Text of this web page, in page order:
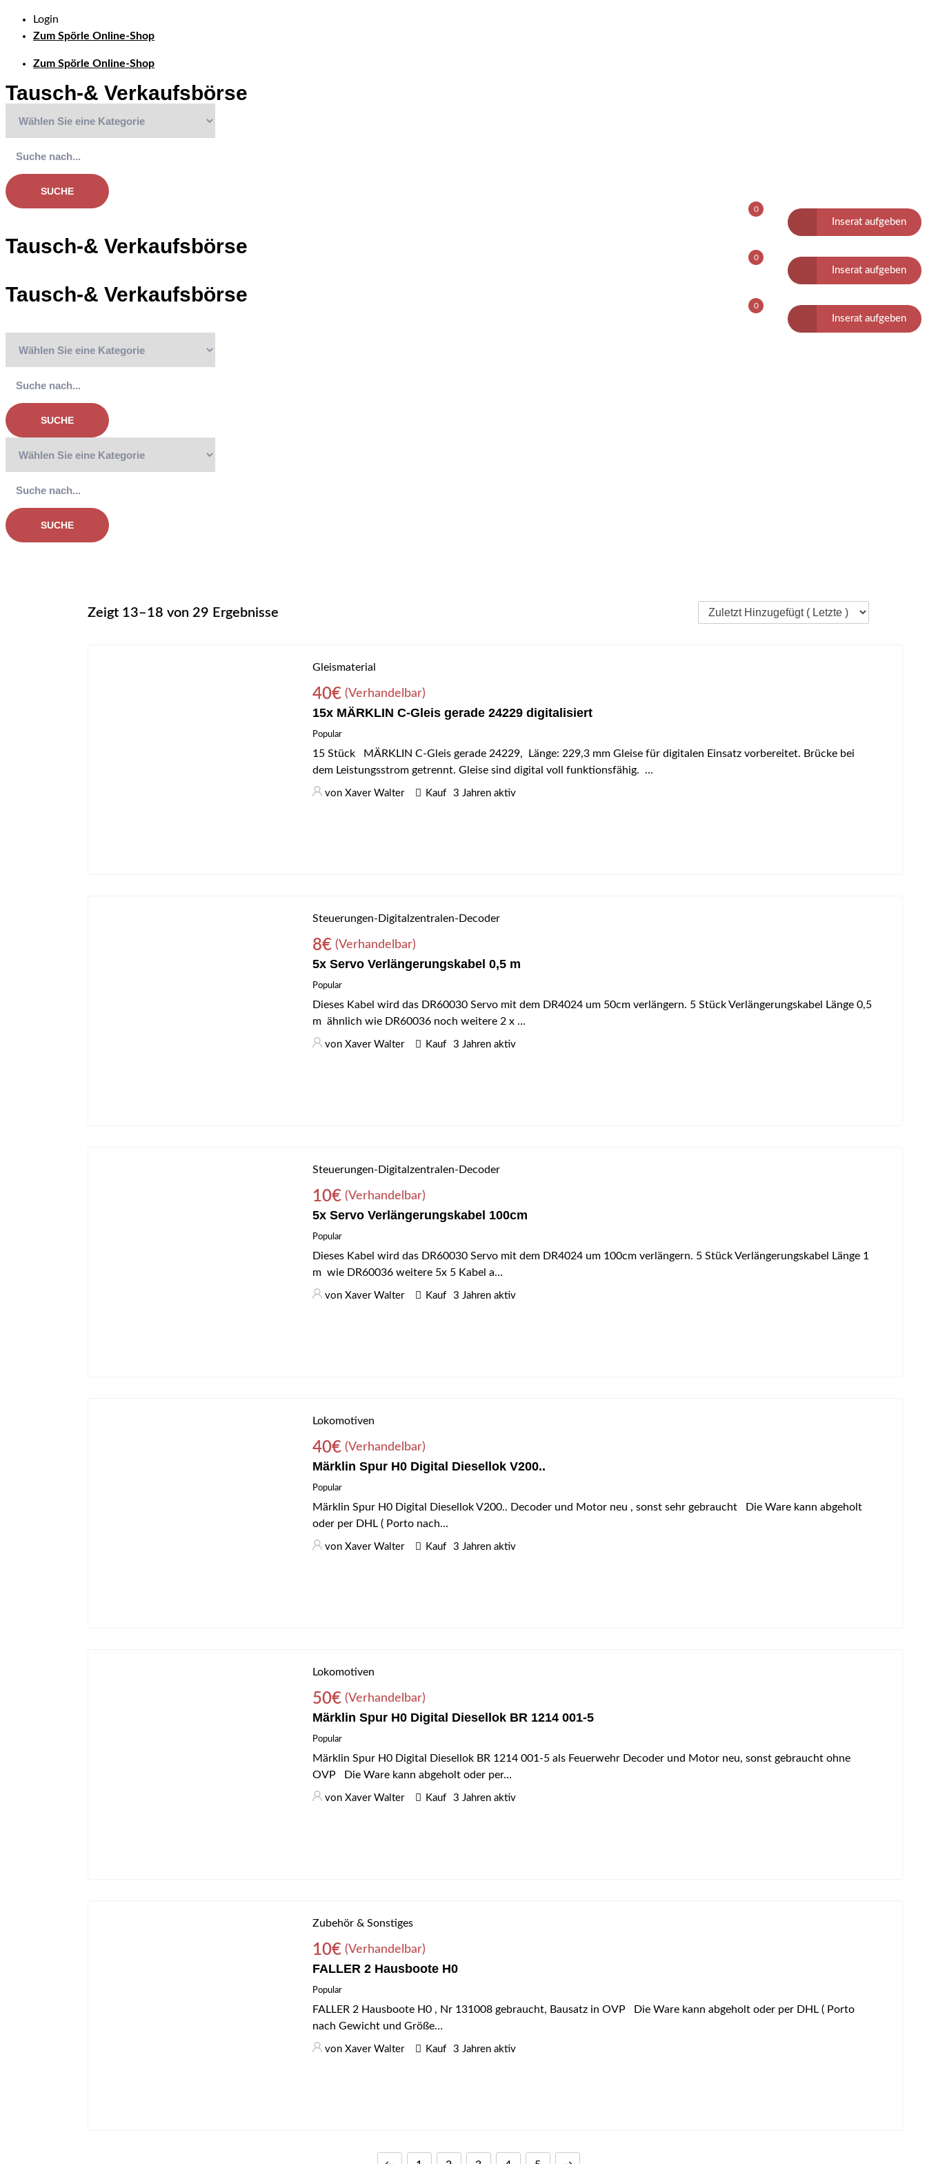
Login
Zum Spörle Online-Shop
Zum Spörle Online-Shop
Tausch-& Verkaufsbörse
SUCHE
0
Inserat aufgeben
Tausch-& Verkaufsbörse 0
Inserat aufgeben
Tausch-& Verkaufsbörse 0
Inserat aufgeben
SUCHE
SUCHE
Zeigt 13–18 von 29 Ergebnisse
Gleismaterial
40€ (Verhandelbar)
15x MÄRKLIN C-Gleis gerade 24229 digitalisiert
Popular
15 Stück MÄRKLIN C-Gleis gerade 24229, Länge: 229,3 mm Gleise für digitalen Einsatz vorbereitet. Brücke bei
dem Leistungsstrom getrennt. Gleise sind digital voll funktionsfähig. …
von Xaver Walter Kauf 3 Jahren aktiv
Steuerungen-Digitalzentralen-Decoder
8€ (Verhandelbar)
5x Servo Verlängerungskabel 0,5 m
Popular
Dieses Kabel wird das DR60030 Servo mit dem DR4024 um 50cm verlängern. 5 Stück Verlängerungskabel Länge 0,5
m ähnlich wie DR60036 noch weitere 2 x …
von Xaver Walter Kauf 3 Jahren aktiv
Steuerungen-Digitalzentralen-Decoder
10€ (Verhandelbar)
5x Servo Verlängerungskabel 100cm
Popular
Dieses Kabel wird das DR60030 Servo mit dem DR4024 um 100cm verlängern. 5 Stück Verlängerungskabel Länge 1
m wie DR60036 weitere 5x 5 Kabel a…
von Xaver Walter Kauf 3 Jahren aktiv
Lokomotiven
40€ (Verhandelbar)
Märklin Spur H0 Digital Diesellok V200..
Popular
Märklin Spur H0 Digital Diesellok V200.. Decoder und Motor neu , sonst sehr gebraucht Die Ware kann abgeholt
oder per DHL ( Porto nach…
von Xaver Walter Kauf 3 Jahren aktiv
Lokomotiven
50€ (Verhandelbar)
Märklin Spur H0 Digital Diesellok BR 1214 001-5
Popular
Märklin Spur H0 Digital Diesellok BR 1214 001-5 als Feuerwehr Decoder und Motor neu, sonst gebraucht ohne
OVP Die Ware kann abgeholt oder per…
von Xaver Walter Kauf 3 Jahren aktiv
Zubehör & Sonstiges
10€ (Verhandelbar)
FALLER 2 Hausboote H0
Popular
FALLER 2 Hausboote H0 , Nr 131008 gebraucht, Bausatz in OVP Die Ware kann abgeholt oder per DHL ( Porto
nach Gewicht und Größe…
von Xaver Walter Kauf 3 Jahren aktiv